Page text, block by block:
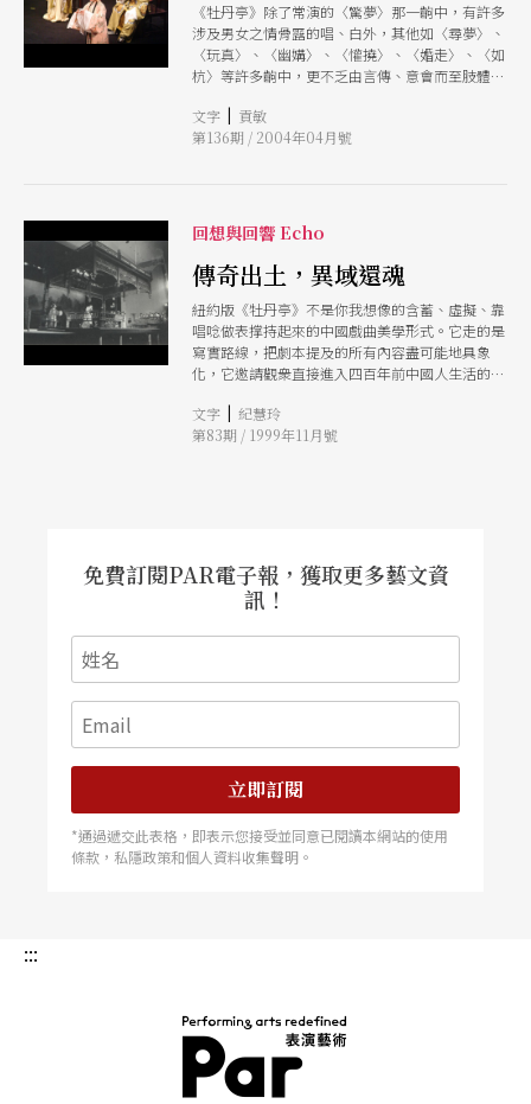
《牡丹亭》除了常演的〈驚夢〉那一齣中，有許多
涉及男女之情骨露的唱、白外，其他如〈尋夢〉、
〈玩真〉、〈幽媾〉、〈懽撓〉、〈婚走〉、〈如
杭〉等許多齣中，更不乏由言傳、意會而至肢體親
中，如何處理情色問題，其實是很棘手的。
文字 | 貢敏
第136期 / 2004年04月號
回想與回響 Echo
傳奇出土，異域還魂
紐約版《牡丹亭》不是你我想像的含蓄、虛擬、靠
唱唸做表撑持起來的中國戲曲美學形式。它走的是
寫實路線，把劇本提及的所有內容盡可能地具象
化，它邀請觀衆直接進入四百年前中國人生活的一
或解釋。或許它更接近舞台劇，或許它是戲曲與電
影的混合體，更或許它還原了四百年前演出形式也
文字 | 紀慧玲
第83期 / 1999年11月號
免費訂閱PAR電子報，獲取更多藝文資
訊！
立即訂閱
*通過遞交此表格，即表示您接受並同意已閱讀本網站的使用
條款，私隱政策和個人資料收集聲明。
:::